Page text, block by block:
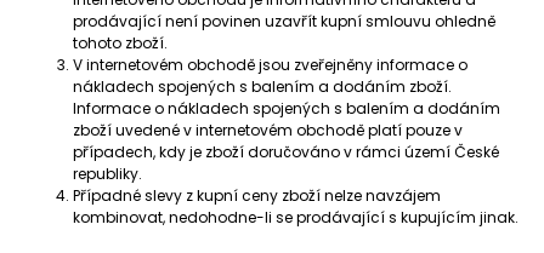
prodávající není povinen uzavřít kupní smlouvu ohledně
tohoto zboží.
V internetovém obchodě jsou zveřejněny informace o
nákladech spojených s balením a dodáním zboží.
Informace o nákladech spojených s balením a dodáním
zboží uvedené v internetovém obchodě platí pouze v
případech, kdy je zboží doručováno v rámci území České
republiky.
Případné slevy z kupní ceny zboží nelze navzájem
kombinovat, nedohodne-li se prodávající s kupujícím jinak.